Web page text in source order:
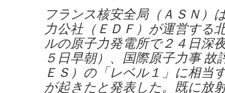
フランス核安全局（ＡＳＮ）
力公社（ＥＤＦ）が運営する
ルの原子力発電所で２４日深
５日早朝）、国際原子力事 故
ＥＳ）の「レベル１」に相当
が起きたと発表した。既に放